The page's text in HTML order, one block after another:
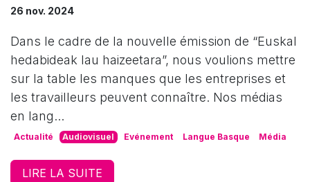
26 nov. 2024
Dans le cadre de la nouvelle émission de “Euskal
hedabideak lau haizeetara”, nous voulions mettre
sur la table les manques que les entreprises et
les travailleurs peuvent connaître. Nos médias
en lang...
Actualité Audiovisuel Evénement Langue Basque Média
LIRE LA SUITE